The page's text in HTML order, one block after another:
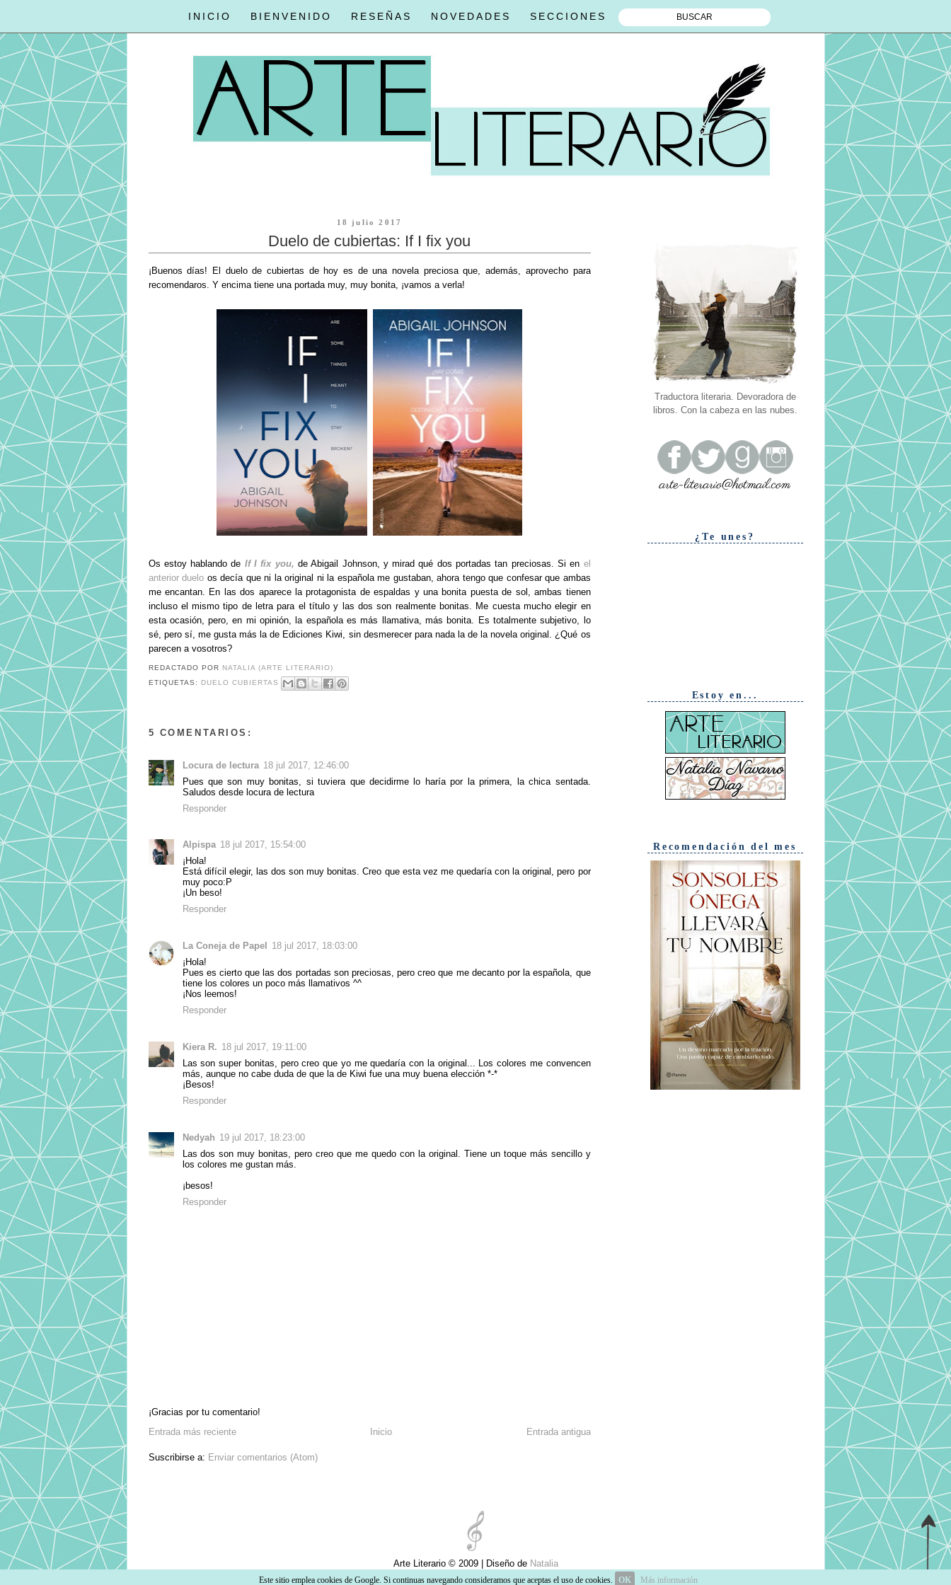
INICIO BIENVENIDO RESEÑAS NOVEDADES SECCIONES
18 julio 2017
Duelo de cubiertas: If I fix you
¡Buenos días! El duelo de cubiertas de hoy es de una novela preciosa que, además, aprovecho para
recomendaros. Y encima tiene una portada muy, muy bonita, ¡vamos a verla!
Os estoy hablando de If I fix you, de Abigail Johnson, y mirad qué dos portadas tan preciosas. Si en el
anterior duelo os decía que ni la original ni la española me gustaban, ahora tengo que confesar que ambas
me encantan. En las dos aparece la protagonista de espaldas y una bonita puesta de sol, ambas tienen
incluso el mismo tipo de letra para el título y las dos son realmente bonitas. Me cuesta mucho elegir en
esta ocasión, pero, en mi opinión, la española es más llamativa, más bonita. Es totalmente subjetivo, lo
sé, pero sí, me gusta más la de Ediciones Kiwi, sin desmerecer para nada la de la novela original. ¿Qué os
parecen a vosotros?
REDACTADO POR NATALIA (ARTE LITERARIO)
ETIQUETAS:
DUELO CUBIERTAS
5 COMENTARIOS:
Locura de lectura 18 jul 2017, 12:46:00
Pues que son muy bonitas, si tuviera que decidirme lo haría por la primera, la chica sentada.
Saludos desde locura de lectura
Responder
Alpispa 18 jul 2017, 15:54:00
¡Hola!
Está difícil elegir, las dos son muy bonitas. Creo que esta vez me quedaría con la original, pero por
muy poco:P
¡Un beso!
Responder
La Coneja de Papel
18 jul 2017, 18:03:00
¡Hola!
Pues es cierto que las dos portadas son preciosas, pero creo que me decanto por la española, que
tiene los colores un poco más llamativos ^^
¡Nos leemos!
Responder
Kiera R. 18 jul 2017, 19:11:00
Las son super bonitas, pero creo que yo me quedaría con la original... Los colores me convencen
más, aunque no cabe duda de que la de Kiwi fue una muy buena elección *-*
¡Besos!
Responder
Nedyah 19 jul 2017, 18:23:00
Las dos son muy bonitas, pero creo que me quedo con la original. Tiene un toque más sencillo y
los colores me gustan más.
¡besos!
Responder
¡Gracias por tu comentario!
Entrada más reciente
Entrada antigua
Inicio
Suscribirse a: Enviar comentarios (Atom)
Traductora literaria. Devoradora de
libros. Con la cabeza en las nubes.
¿Te unes?
Estoy en...
Recomendación del mes
Arte Literario © 2009 | Diseño deNatalia
Este sitio emplea cookies de Google. Si continuas navegando consideramos que aceptas el uso de cookies. OK Más información